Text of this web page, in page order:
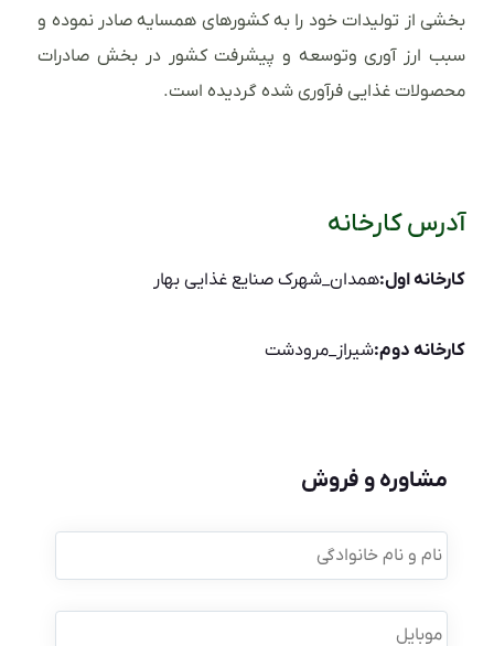
بخشی از تولیدات خود را به کشورهای همسایه صادر نموده و
سبب ارز آوری وتوسعه و پیشرفت کشور در بخش صادرات
محصولات غذایی فرآوری شده گردیده است.
آدرس کارخانه
کارخانه اول:همدان_شهرک صنایع غذایی بهار
کارخانه دوم:شیراز_مرودشت
مشاوره و فروش
نام
و
نام
موبایل *